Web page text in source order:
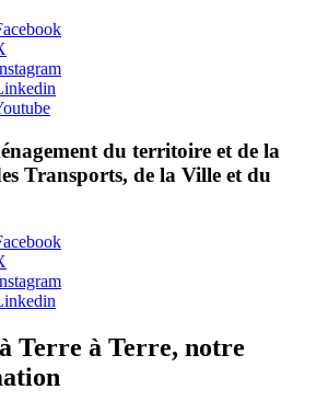
du territoire et de la
Transports, de la Ville et du
Terre à Terre, notre